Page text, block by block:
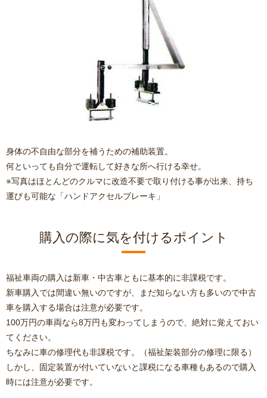
身体の不自由な部分を補うための補助装置。
何といっても自分で運転して好きな所へ行ける幸せ。
※写真はほとんどのクルマに改造不要で取り付ける事が出来、持ち
運びも可能な「ハンドアクセルブレーキ」
購入の際に気を付けるポイント
福祉車両の購入は新車・中古車ともに基本的に非課税です。
新車購入では間違い無いのですが、まだ知らない方も多いので中古
車を購入する場合は注意が必要です。
100万円の車両なら8万円も変わってしまうので、絶対に覚えておい
てください。
ちなみに車の修理代も非課税です。（福祉架装部分の修理に限る）
しかし、固定装置が付いていないと課税になる車種もあるので購入
時には注意が必要です。